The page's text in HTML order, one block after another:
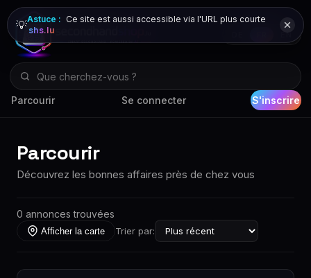
Parcourir Se connecter S'inscrire
💡Astuce : Ce site est aussi accessible via l'URL plus courte
shs.lu
Parcourir
Découvrez les bonnes affaires près de chez vous
0 annonces trouvées
Afficher la carte Trier par: